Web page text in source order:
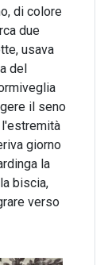
di colore
due
usava
del
il seno
giorno
la
biscia,
verso